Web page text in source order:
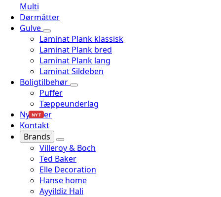
Multi
Dørmåtter
Gulve
Laminat Plank klassisk
Laminat Plank bred
Laminat Plank lang
Laminat Sildeben
Boligtilbehør
Puffer
Tæppeunderlag
Nyheder
NYT
Kontakt
Brands
Villeroy & Boch
Ted Baker
Elle Decoration
Hanse home
Ayyildiz Hali